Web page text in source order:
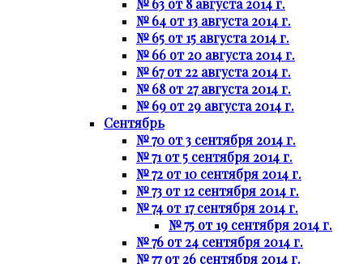
№ 63 от 8 августа 2014 г.
№ 64 от 13 августа 2014 г.
№ 65 от 15 августа 2014 г.
№ 66 от 20 августа 2014 г.
№ 67 от 22 августа 2014 г.
№ 68 от 27 августа 2014 г.
№ 69 от 29 августа 2014 г.
Сентябрь
№ 70 от 3 сентября 2014 г.
№ 71 от 5 сентября 2014 г.
№ 72 от 10 сентября 2014 г.
№ 73 от 12 сентября 2014 г.
№ 74 от 17 сентября 2014 г.
№ 75 от 19 сентября 2014 г.
№ 76 от 24 сентября 2014 г.
№ 77 от 26 сентября 2014 г.